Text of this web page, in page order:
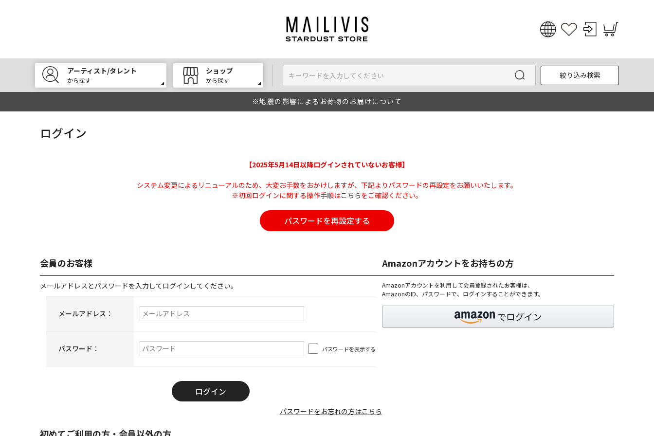
English
한국어
アーティスト/タレント
から探す
ショップ
から探す
絞り込み検索
※地震の影響によるお荷物のお届けについて
ログイン
【2025年5月14日以降ログインされていないお客様】
システム変更によるリニューアルのため、大変お手数をおかけしますが、下記よりパスワードの再設定をお願いいたします。
※初回ログインに関する操作手順はこちらをご確認ください。
パスワードを再設定する
会員のお客様
メールアドレスとパスワードを入力してログインしてください。
メールアドレス：
パスワード： パスワードを表示する
パスワードをお忘れの方はこちら
Amazonアカウントをお持ちの方
Amazonアカウントを利用して会員登録されたお客様は、
AmazonのID、パスワードで、ログインすることができます。